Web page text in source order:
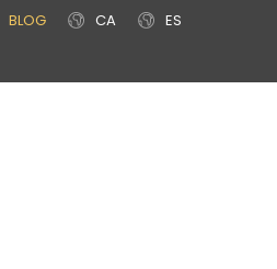
ES
CA
BLOG